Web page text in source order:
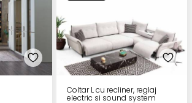
Coltar L cu recliner, reglaj
electric si sound system